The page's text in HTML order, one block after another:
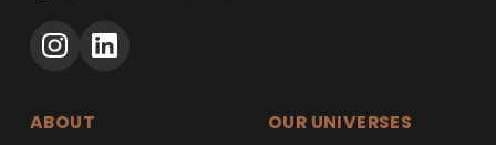
ABOUT OUR UNIVERSES